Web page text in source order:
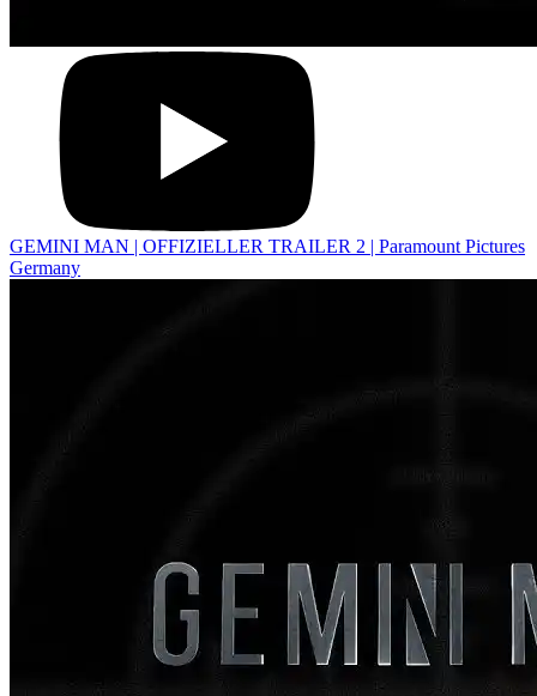
GEMINI MAN | OFFIZIELLER TRAILER 2 | Paramount Pictures
Germany